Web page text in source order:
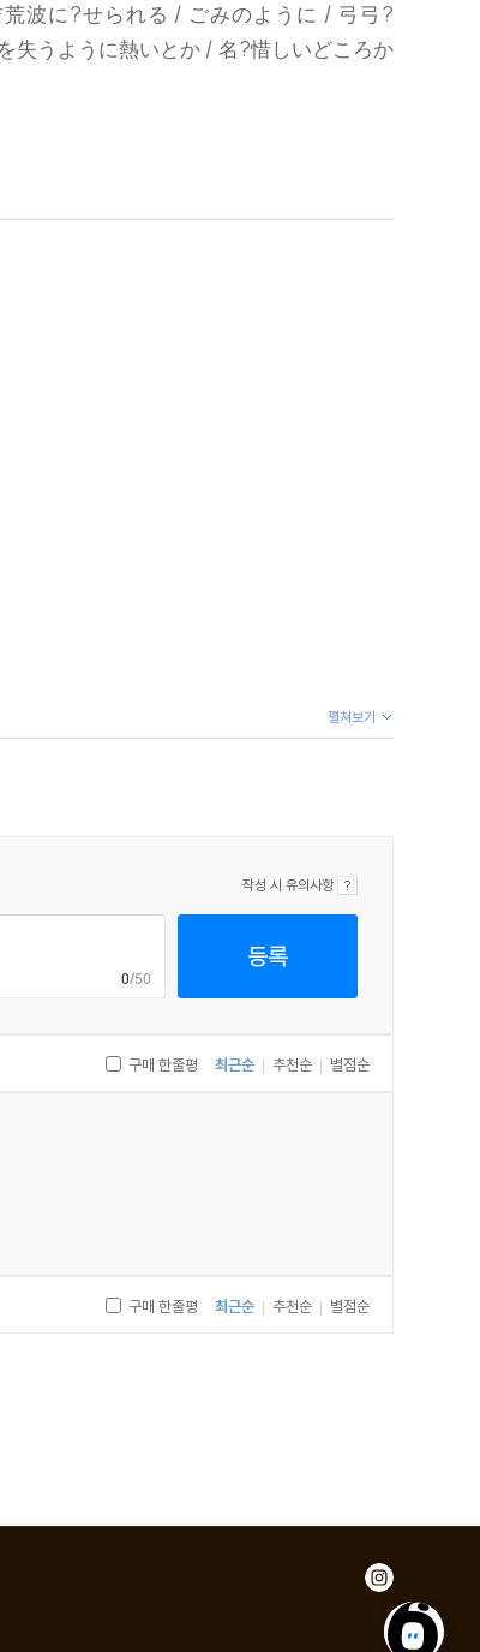
波に?せられる / ごみのように / 弓弓?
失うように熱いとか / 名?惜しいどころか
펼쳐보기
작성 시 유의사항
0/50
등록
구매 한줄평 최근순 추천순 별점순
구매 한줄평 최근순 추천순 별점순